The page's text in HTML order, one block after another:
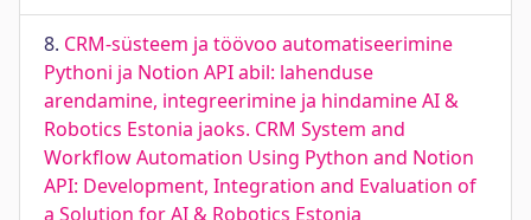
8. CRM-süsteem ja töövoo automatiseerimine
Pythoni ja Notion API abil: lahenduse
arendamine, integreerimine ja hindamine AI &
Robotics Estonia jaoks. CRM System and
Workflow Automation Using Python and Notion
API: Development, Integration and Evaluation of
a Solution for AI & Robotics Estonia